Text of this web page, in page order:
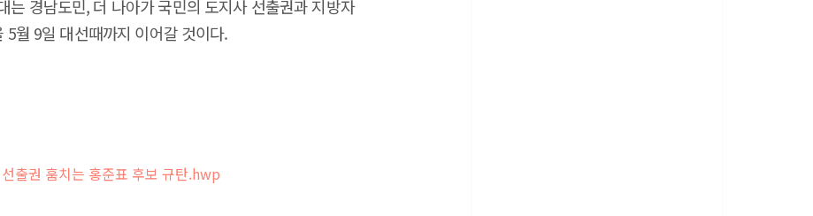
는 경남도민, 더 나아가 국민의 도지사 선출권과 지방자
월 9일 대선때까지 이어갈 것이다.
출권 훔치는 홍준표 후보 규탄.hwp